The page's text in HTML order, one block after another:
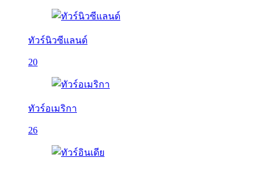
ทัวร์นิวซีแลนด์
20
ทัวร์อเมริกา
26